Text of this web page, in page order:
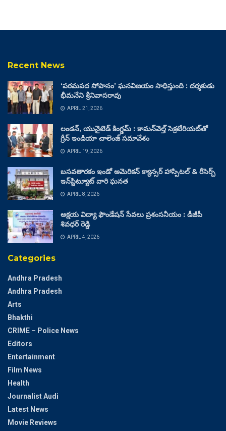
Recent News
‘పరమపద సోపానం’ ఘనవిజయం సాధిస్తుంది : దర్శకుడు
భీమనేని శ్రీనివాసరావు
APRIL 21, 2026
లండన్, యునైటెడ్ కింగ్డమ్ : కామన్‌వెల్త్ సెక్రటేరియట్‌తో
గ్రీన్ ఇండియా చాలెంజ్ సమావేశం
APRIL 19, 2026
బసవతారకం ఇండో అమెరికన్ క్యాన్సర్ హాస్పిటల్ & రీసెర్చ్
ఇన్‌స్టిట్యూట్ వారి ఘనత
APRIL 8, 2026
అక్షయ విద్యా ఫౌండేషన్ సేవలు ప్రశంసనీయం : డీజీపీ
శివధర్ రెడ్డి
APRIL 4, 2026
Categories
Andhra Pradesh
Andhra Pradesh
Arts
Bhakthi
CRIME – Police News
Editors
Entertainment
Film News
Health
Journalist Audi
Latest News
Movie Reviews